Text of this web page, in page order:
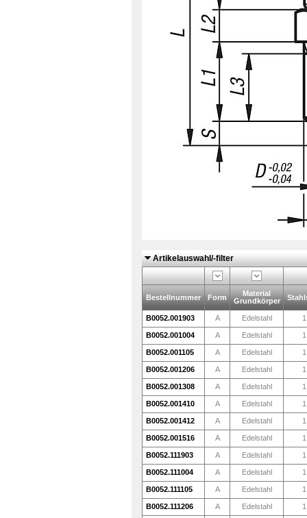
Artikelauswahl/-filter
Bestellnummer Form
Material
Grundkörper
B0052.001903 A Edelstahl
B0052.001004 A Edelstahl
B0052.001105 A Edelstahl
B0052.001206 A Edelstahl
B0052.001308 A Edelstahl
B0052.001410 A Edelstahl
B0052.001412 A Edelstahl
B0052.001516 A Edelstahl
B0052.111903 A Edelstahl
B0052.111004 A Edelstahl
B0052.111105 A Edelstahl
B0052.111206 A Edelstahl